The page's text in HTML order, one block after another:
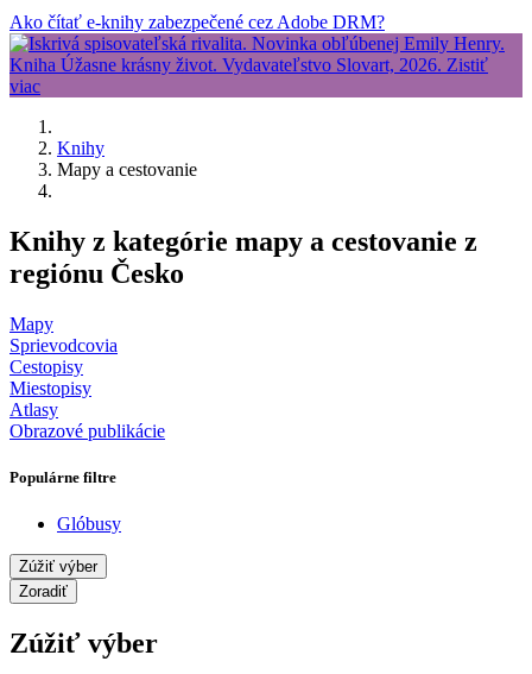
Ako čítať e-knihy zabezpečené cez Adobe DRM?
Knihy
Mapy a cestovanie
Knihy z kategórie mapy a cestovanie z
regiónu Česko
Mapy
Sprievodcovia
Cestopisy
Miestopisy
Atlasy
Obrazové publikácie
Populárne filtre
Glóbusy
Zúžiť výber
Zoradiť
Zúžiť výber